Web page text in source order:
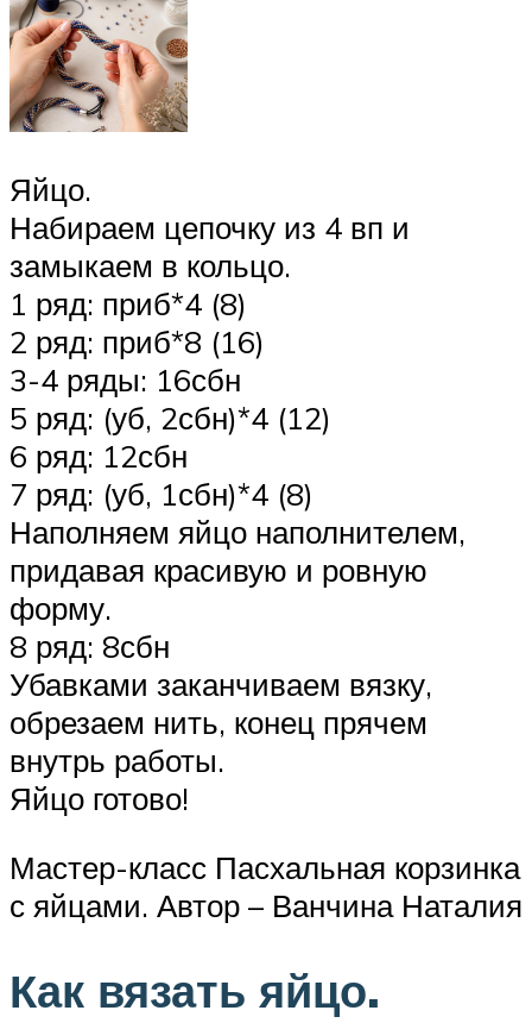
Яйцо.
Набираем цепочку из 4 вп и
замыкаем в кольцо.
1 ряд: приб*4 (8)
2 ряд: приб*8 (16)
3-4 ряды: 16сбн
5 ряд: (уб, 2сбн)*4 (12)
6 ряд: 12сбн
7 ряд: (уб, 1сбн)*4 (8)
Наполняем яйцо наполнителем,
придавая красивую и ровную
форму.
8 ряд: 8сбн
Убавками заканчиваем вязку,
обрезаем нить, конец прячем
внутрь работы.
Яйцо готово!
Мастер-класс Пасхальная корзинка
с яйцами. Автор – Ванчина Наталия
Как вязать яйцо.